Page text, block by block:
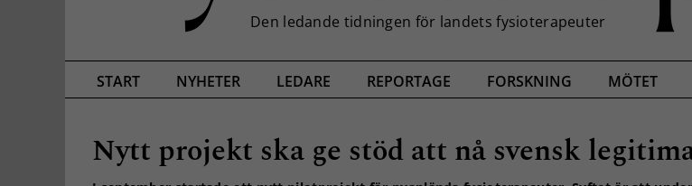
START NYHETER LEDARE REPORTAGE FORSKNING MÖTET
Nytt projekt ska ge stöd att nå svensk